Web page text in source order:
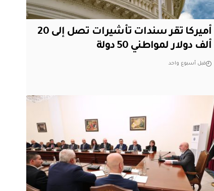
أميركا تقر سندات تأشيرات تصل إلى 20
ألف دولار لمواطني 50 دولة
قبل أسبوع واحد